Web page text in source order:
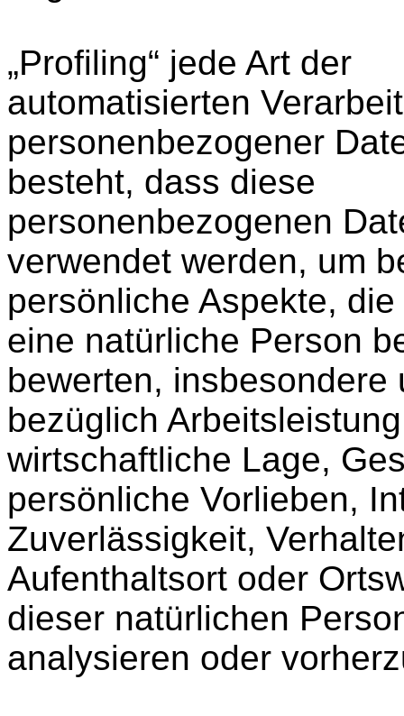
„Profiling“ jede Art der
automatisierten
personenbezogener
besteht, dass diese
personenbezogenen
verwendet werden, um
persönliche Aspekte,
eine natürliche Person
bewerten, insbesondere
bezüglich
wirtschaftliche Lage,
persönliche Vorlieben,
Zuverlässigkeit,
Aufenthaltsort oder
dieser natürlichen
analysieren oder